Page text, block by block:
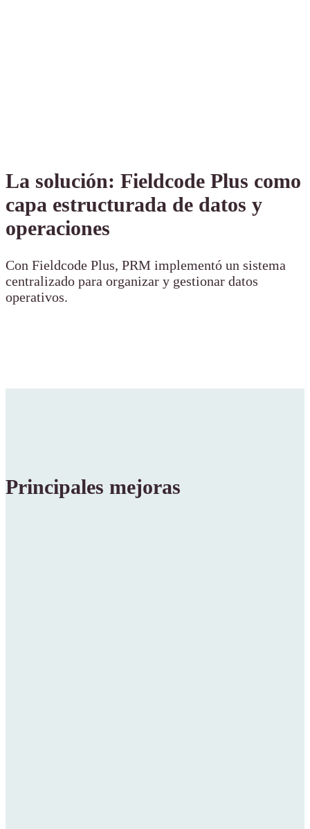
La solución: Fieldcode Plus como
capa estructurada de datos y
operaciones
Con Fieldcode Plus, PRM implementó un sistema
centralizado para organizar y gestionar datos
operativos.
Principales mejoras